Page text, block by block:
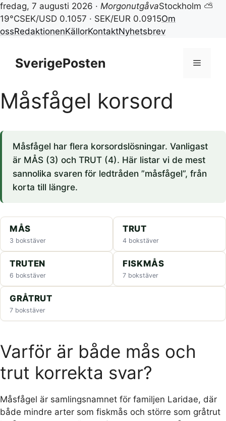
fredag, 7 augusti 2026 · MorgonutgåvaStockholm ⛅
19°CSEK/USD 0.1057 · SEK/EUR 0.0915Om
ossRedaktionenKällorKontaktNyhetsbrev
innehållSverigePosten Meny
Måsfågel korsord
Måsfågel har flera korsordslösningar. Vanligast
är MÅS (3) och TRUT (4). Här listar vi de mest
sannolika svaren för ledtråden ”måsfågel”, från
korta till längre.
MÅS
3 bokstäver
TRUT
4 bokstäver
TRUTEN
6 bokstäver
FISKMÅS
7 bokstäver
GRÅTRUT
7 bokstäver
Varför är både mås och
trut korrekta svar?
Måsfågel är samlingsnamnet för familjen Laridae, där
både mindre arter som fiskmås och större som gråtrut